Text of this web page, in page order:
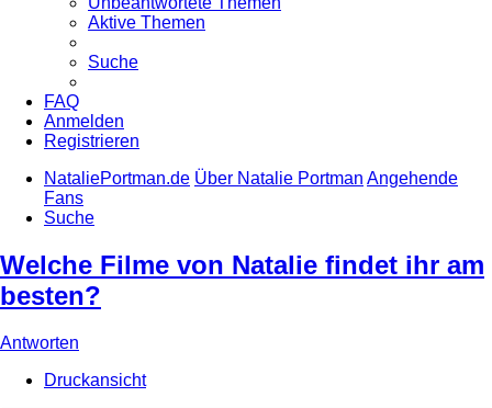
Aktive Themen
Suche
FAQ
Anmelden
Registrieren
NataliePortman.de Über Natalie Portman Angehende
Fans
Suche
Welche Filme von Natalie findet ihr am
besten?
Antworten
Druckansicht